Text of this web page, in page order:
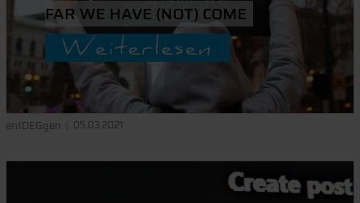
FAR WE HAVE (NOT) COME
Weiterlesen
entDEGgen 05.03.2021